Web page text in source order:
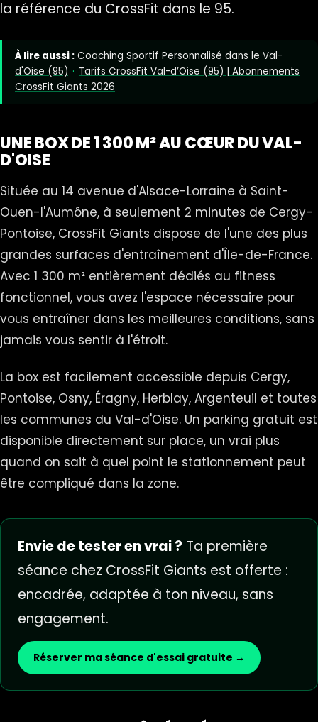
la référence du CrossFit dans le 95.
À lire aussi : Coaching Sportif Personnalisé dans le Val-
d'Oise (95) · Tarifs CrossFit Val-d’Oise (95) | Abonnements
CrossFit Giants 2026
UNE BOX DE 1 300 M² AU CŒUR DU VAL-
D'OISE
Située au 14 avenue d'Alsace-Lorraine à Saint-
Ouen-l'Aumône, à seulement 2 minutes de Cergy-
Pontoise, CrossFit Giants dispose de l'une des plus
grandes surfaces d'entraînement d'Île-de-France.
Avec 1 300 m² entièrement dédiés au fitness
fonctionnel, vous avez l'espace nécessaire pour
vous entraîner dans les meilleures conditions, sans
jamais vous sentir à l'étroit.
La box est facilement accessible depuis Cergy,
Pontoise, Osny, Éragny, Herblay, Argenteuil et toutes
les communes du Val-d'Oise. Un parking gratuit est
disponible directement sur place, un vrai plus
quand on sait à quel point le stationnement peut
être compliqué dans la zone.
Envie de tester en vrai ? Ta première
séance chez CrossFit Giants est offerte :
encadrée, adaptée à ton niveau, sans
engagement.
Réserver ma séance d'essai gratuite →